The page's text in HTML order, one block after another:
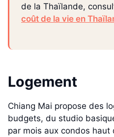
de la Thaïlande,
coût de la vie en
Logement
Chiang Mai propose des
budgets, du studio
par mois aux condos haut